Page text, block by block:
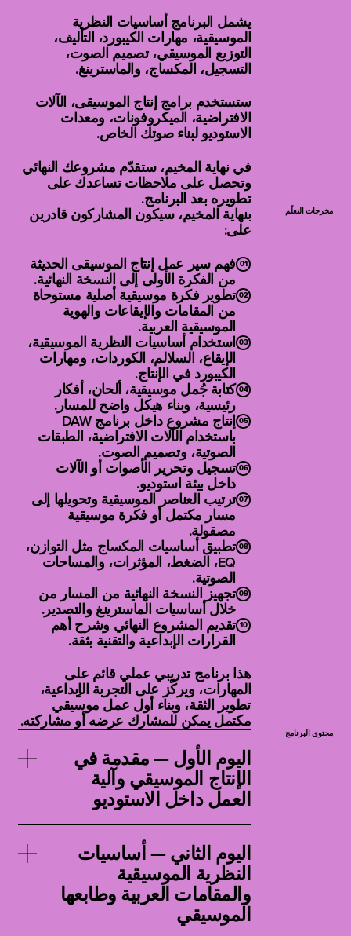
يشمل البرنامج أساسيات النظرية
الموسيقية، مهارات الكيبورد، التأليف،
التوزيع الموسيقي، تصميم الصوت،
التسجيل، المكساج، والماسترينغ.
ستستخدم برامج إنتاج الموسيقى، الآلات
الافتراضية، الميكروفونات، ومعدات
الاستوديو لبناء صوتك الخاص.
في نهاية المخيم، ستقدّم مشروعك النهائي
وتحصل على ملاحظات تساعدك على
تطويره بعد البرنامج.
مخرجات التعلّم
بنهاية المخيم، سيكون المشاركون قادرين
على:
فهم سير عمل إنتاج الموسيقى الحديثة
من الفكرة الأولى إلى النسخة النهائية.
تطوير فكرة موسيقية أصلية مستوحاة
من المقامات والإيقاعات والهوية
الموسيقية العربية.
استخدام أساسيات النظرية الموسيقية،
الإيقاع، السلالم، الكوردات، ومهارات
الكيبورد في الإنتاج.
كتابة جُمل موسيقية، ألحان، أفكار
رئيسية، وبناء هيكل واضح للمسار.
إنتاج مشروع داخل برنامج DAW
باستخدام الآلات الافتراضية، الطبقات
الصوتية، وتصميم الصوت.
تسجيل وتحرير الأصوات أو الآلات
داخل بيئة استوديو.
ترتيب العناصر الموسيقية وتحويلها إلى
مسار مكتمل أو فكرة موسيقية
مصقولة.
تطبيق أساسيات المكساج مثل التوازن،
EQ، الضغط، المؤثرات، والمساحات
الصوتية.
تجهيز النسخة النهائية من المسار من
خلال أساسيات الماسترينغ والتصدير.
تقديم المشروع النهائي وشرح أهم
القرارات الإبداعية والتقنية بثقة.
هذا برنامج تدريبي عملي قائم على
المهارات، ويركّز على التجربة الإبداعية،
تطوير الثقة، وبناء أول عمل موسيقي
مكتمل يمكن للمشارك عرضه أو مشاركته.
محتوى البرنامج
اليوم الأول — مقدمة في
الإنتاج الموسيقي وآلية
العمل داخل الاستوديو
الموسيقي وفهم كيفية ولادة المقطوعة،
بدءًا من الفكرة الأولى وصولًا إلى الملف
النهائي. يتعرّف المشاركون إلى برامج
وواجهات الصوت، والميكروفونات،
اليوم الثاني — أساسيات
النظرية الموسيقية
والمقامات العربية وطابعها
الموسيقي